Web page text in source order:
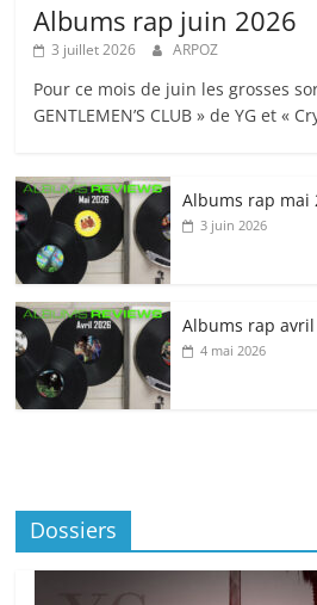
Albums rap juin 2026
3 juillet 2026 ARPOZ
Pour ce mois de juin les grosses
GENTLEMEN’S CLUB » de YG et «
Albums rap mai
3 juin 2026
Albums rap avril
4 mai 2026
Dossiers